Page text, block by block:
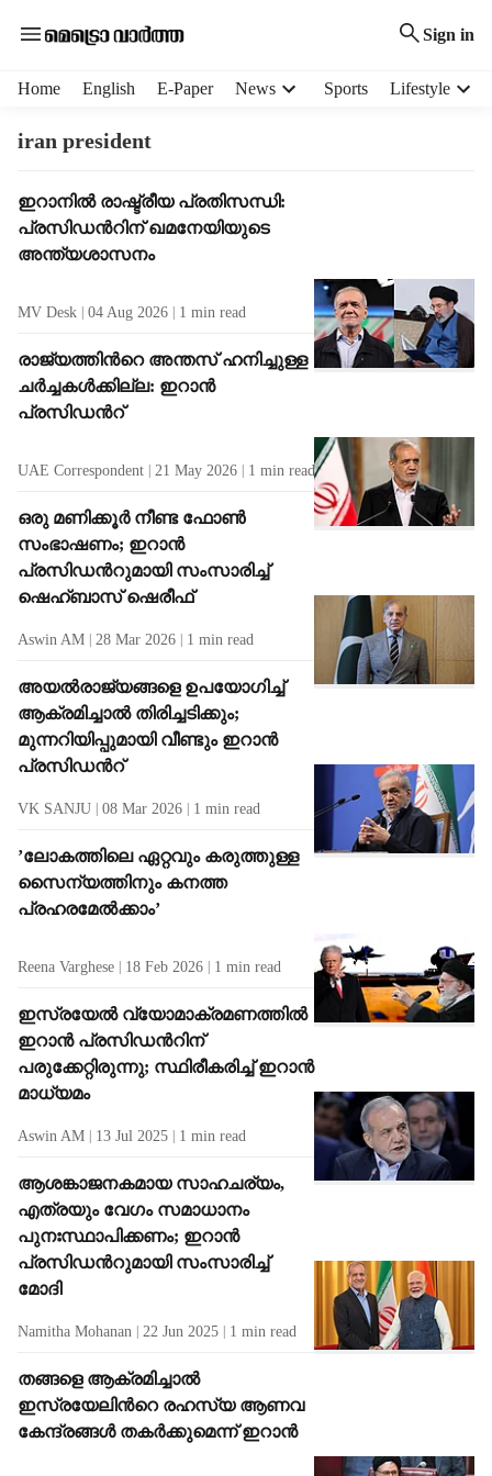
Sign in
Home English E-Paper News Sports Lifestyle
iran president
T
a
g
s
l
t
s
ഇറാനിൽ രാഷ്ട്രീയ പ്രതിസന്ധി:
പ്രസിഡന്‍റിന് ഖമനേയിയുടെ
അന്ത്യശാസനം
MV Desk 04 Aug 2026 1 min read
രാജ്യത്തിന്‍റെ അന്തസ് ഹനിച്ചുള്ള
ചർച്ചകൾക്കില്ല: ഇറാൻ
പ്രസിഡന്‍റ്
UAE Correspondent 21 May 2026 1 min read
ഒരു മണിക്കൂർ നീണ്ട ഫോൺ
സംഭാഷണം; ഇറാൻ
പ്രസിഡന്‍റുമായി സംസാരിച്ച്
ഷെഹ്ബാസ് ഷെരീഫ്
Aswin AM 28 Mar 2026 1 min read
അയൽരാജ്യങ്ങളെ ഉപയോഗിച്ച്
ആക്രമിച്ചാൽ തിരിച്ചടിക്കും;
മുന്നറിയിപ്പുമായി വീണ്ടും ഇറാൻ
പ്രസിഡന്‍റ്
VK SANJU 08 Mar 2026 1 min read
’ലോകത്തിലെ ഏറ്റവും കരുത്തുള്ള
സൈന്യത്തിനും കനത്ത
പ്രഹരമേൽക്കാം’
Reena Varghese 18 Feb 2026 1 min read
ഇസ്രയേൽ വ‍്യോമാക്രമണത്തിൽ
ഇറാൻ പ്രസിഡന്‍റിന്
പരുക്കേറ്റിരുന്നു; സ്ഥിരീകരിച്ച് ഇറാൻ
മാധ‍്യമം
Aswin AM 13 Jul 2025 1 min read
ആശങ്കാജനകമായ സാഹചര്യം,
എത്രയും വേഗം സമാധാനം
പുനഃസ്ഥാപിക്കണം; ഇറാൻ
പ്രസിഡന്‍റുമായി സംസാരിച്ച്
മോദി
Namitha Mohanan 22 Jun 2025 1 min read
തങ്ങളെ ആക്രമിച്ചാൽ
ഇസ്രയേലിന്‍റെ രഹസ്യ ആണവ
കേന്ദ്രങ്ങൾ തകർക്കുമെന്ന് ഇറാൻ